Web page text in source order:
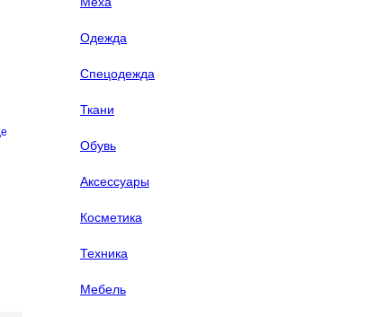
Одежда
Спецодежда
Ткани
Обувь
Аксессуары
Косметика
Техника
Мебель